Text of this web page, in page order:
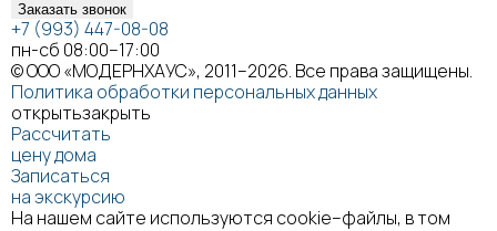
Заказать звонок
+7 (993) 447-08-08
пн-сб 08:00–17:00
© ООО «МОДЕРНХАУС», 2011–2026. Все права защищены.
Политика обработки персональных данных
открытьзакрыть
Рассчитать
цену дома
Записаться
на экскурсию
На нашем сайте используются cookie–файлы, в том